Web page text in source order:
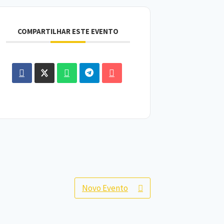
COMPARTILHAR ESTE EVENTO
Novo Evento